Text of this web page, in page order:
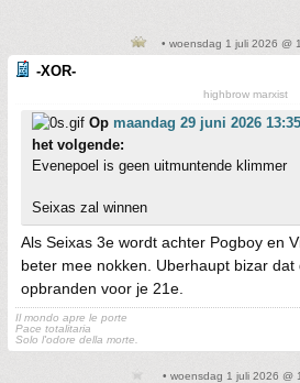
• woensdag 1 juli 2026 @
-XOR-
highbrow marxist
Op maandag 29 juni 2026 13:35
het volgende:
Evenepoel is geen uitmuntende klimmer
Seixas zal winnen
Als Seixas 3e wordt achter Pogboy en
beter mee nokken. Uberhaupt bizar
opbranden voor je 21e.
Il mondo apre le porte
Pace totalitaria
Solo l'odore della morte.
• woensdag 1 juli 2026 @